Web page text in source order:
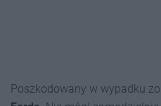
Poszkodowany w wypadku